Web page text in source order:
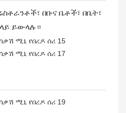
በቡና ቤቶች፣ በቤት፣
ይውላሉ።